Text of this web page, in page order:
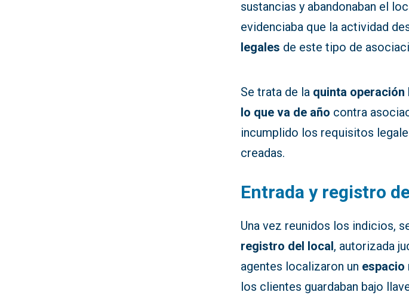
sustancias y abandonaban el
evidenciaba que la actividad
legales de este tipo de
Se trata de la quinta operación
lo que va de año contra
incumplido los requisitos
creadas.
Entrada y registro
Una vez reunidos los indicios,
registro del local, autorizada
agentes localizaron un espacio
los clientes guardaban bajo